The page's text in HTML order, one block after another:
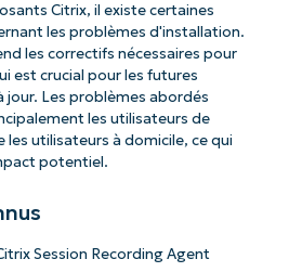
Citrix, il existe certaines
les problèmes d'installation.
les correctifs nécessaires pour
est crucial pour les futures
jour. Les problèmes abordés
les utilisateurs de
utilisateurs à domicile, ce qui
potentiel.
Session Recording Agent